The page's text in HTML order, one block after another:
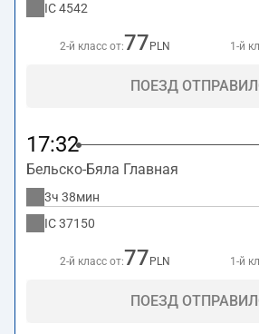
IC4542
2-й класс от:77 PLN 1-й
ПОЕЗД
17:32
Бельско-Бяла Главная
3ч 38мин
IC37150
2-й класс от:77 PLN 1-й
ПОЕЗД